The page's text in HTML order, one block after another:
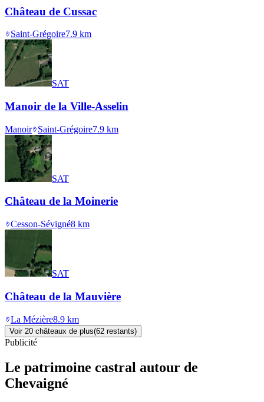
Château de Cussac
Saint-Grégoire7.9 km
SAT
Manoir de la Ville-Asselin
Manoir Saint-Grégoire7.9 km
SAT
Château de la Moinerie
Cesson-Sévigné8 km
SAT
Château de la Mauvière
La Mézière8.9 km
Voir 20 châteaux de plus(62 restants)
Publicité
Le patrimoine castral autour de
Chevaigné